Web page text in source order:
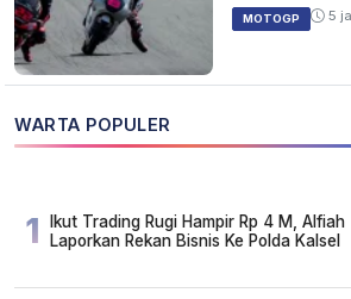
MOTOGP 5
WARTA POPULER
1
Ikut Trading Rugi Hampir Rp 4 M, Alfiah
Laporkan Rekan Bisnis Ke Polda Kalsel